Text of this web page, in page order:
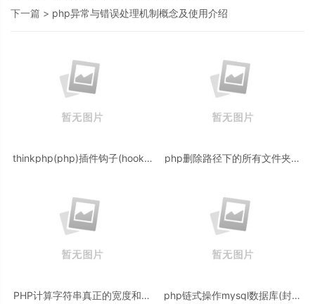
下一篇 > php异常与错误处理机制概念及使用介绍
thinkphp(php)插件钩子(hooks)
php删除路径下的所有文件夹和
PHP计算字符串真正的宽度和高
php链式操作mysql数据库(封装